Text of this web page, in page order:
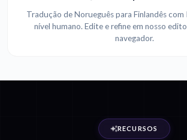
Tradução de Norueguês para Finlandês com
nível humano. Edite e refine em nosso
navegador.
RECURSOS